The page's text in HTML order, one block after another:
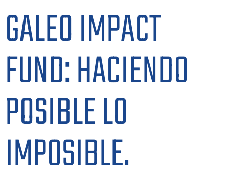
GALEO IMPACT
FUND: HACIENDO
POSIBLE LO
IMPOSIBLE.